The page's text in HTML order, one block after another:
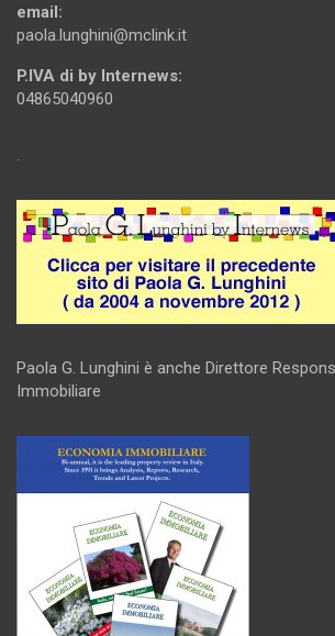
email:
paola.lunghini@mclink.it
P.IVA di by Internews:
04865040960
.
Paola G. Lunghini è anche Direttore
Immobiliare